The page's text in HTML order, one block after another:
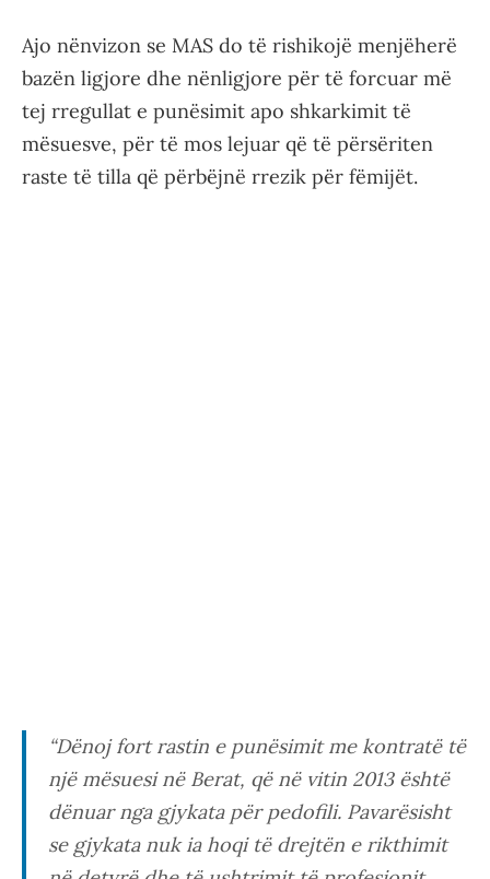
Ajo nënvizon se MAS do të rishikojë menjëherë
bazën ligjore dhe nënligjore për të forcuar më
tej rregullat e punësimit apo shkarkimit të
mësuesve, për të mos lejuar që të përsëriten
raste të tilla që përbëjnë rrezik për fëmijët.
“Dënoj fort rastin e punësimit me kontratë të
një mësuesi në Berat, që në vitin 2013 është
dënuar nga gjykata për pedofili. Pavarësisht
se gjykata nuk ia hoqi të drejtën e rikthimit